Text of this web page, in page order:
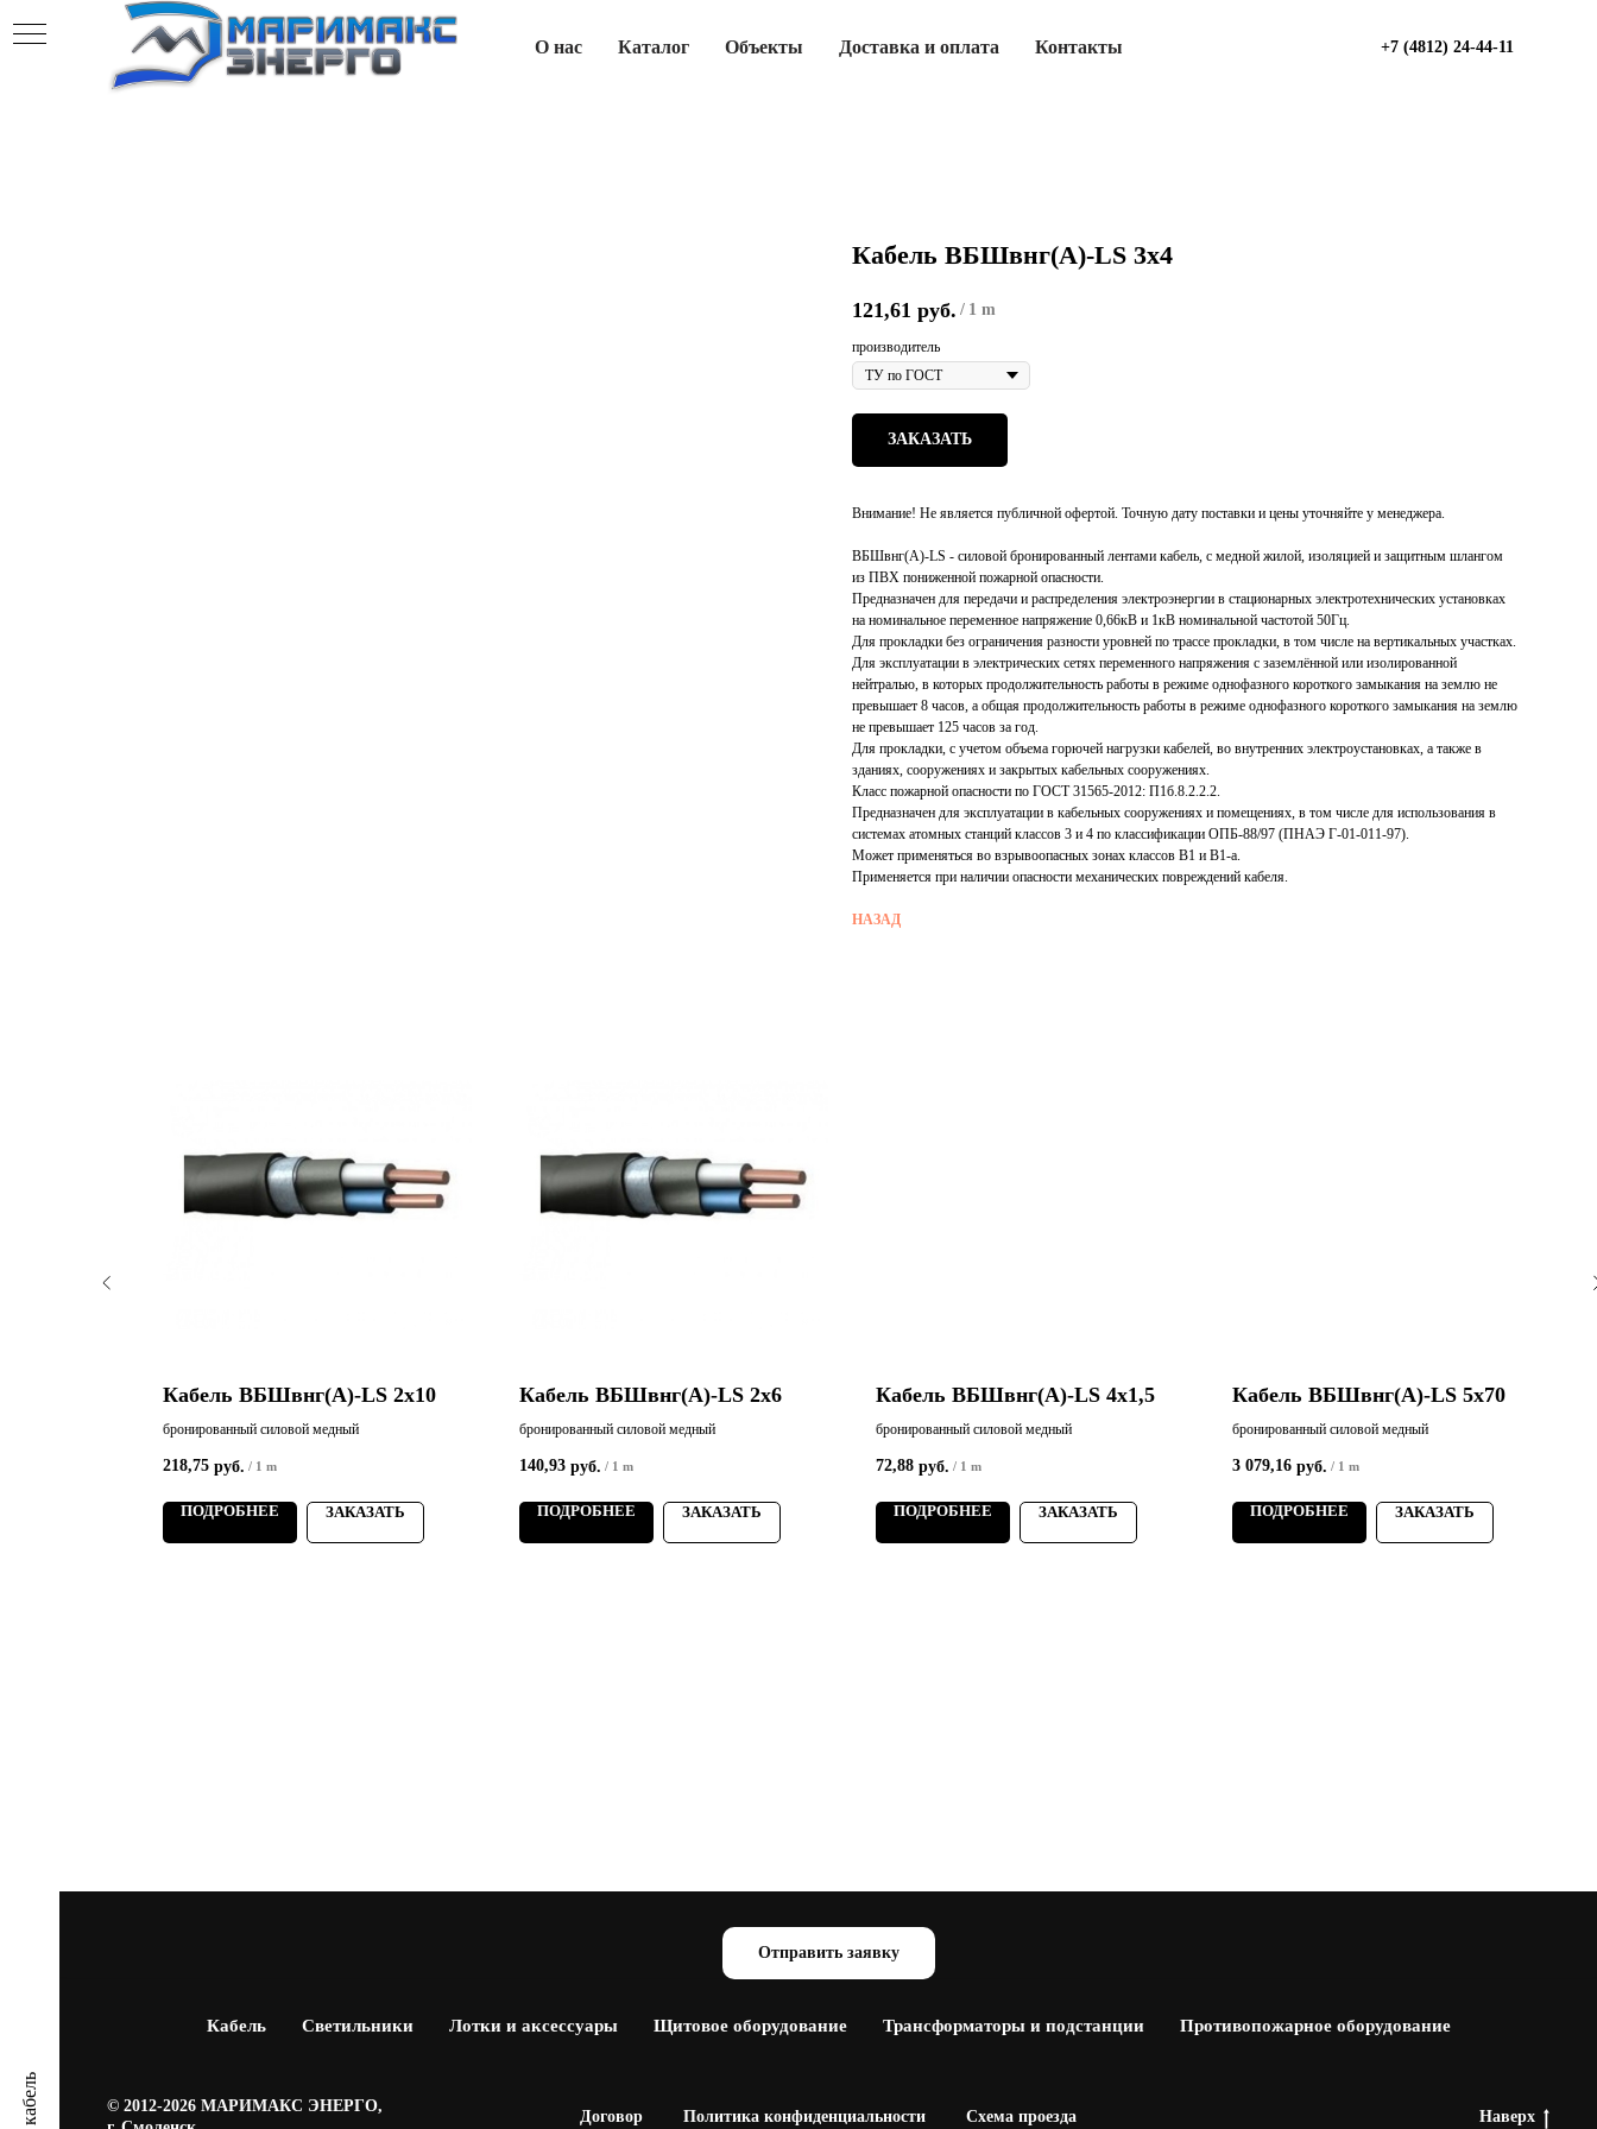
О нас Каталог Объекты Доставка и оплата Контакты +7 (4812) 24-44-11
Кабель ВБШвнг(А)-LS 3х4
121,61 руб. / 1 m
производитель
ЗАКАЗАТЬ
Внимание! Не является публичной офертой. Точную дату поставки и цены уточняйте у менеджера.
ВБШвнг(А)-LS - силовой бронированный лентами кабель, с медной жилой, изоляцией и защитным шлангом
из ПВХ пониженной пожарной опасности.
Предназначен для передачи и распределения электроэнергии в стационарных электротехнических установках
на номинальное переменное напряжение 0,66кВ и 1кВ номинальной частотой 50Гц.
Для прокладки без ограничения разности уровней по трассе прокладки, в том числе на вертикальных участках.
Для эксплуатации в электрических сетях переменного напряжения с заземлённой или изолированной
нейтралью, в которых продолжительность работы в режиме однофазного короткого замыкания на землю не
превышает 8 часов, а общая продолжительность работы в режиме однофазного короткого замыкания на землю
не превышает 125 часов за год.
Для прокладки, с учетом объема горючей нагрузки кабелей, во внутренних электроустановках, а также в
зданиях, сооружениях и закрытых кабельных сооружениях.
Класс пожарной опасности по ГОСТ 31565-2012: П1б.8.2.2.2.
Предназначен для эксплуатации в кабельных сооружениях и помещениях, в том числе для использования в
системах атомных станций классов 3 и 4 по классификации ОПБ-88/97 (ПНАЭ Г-01-011-97).
Может применяться во взрывоопасных зонах классов В1 и В1-а.
Применяется при наличии опасности механических повреждений кабеля.
НАЗАД
Кабель ВБШвнг(А)-LS 2х10
бронированный силовой медный
218,75 руб. / 1 m
ПОДРОБНЕЕ ЗАКАЗАТЬ
Кабель ВБШвнг(А)-LS 2х6
бронированный силовой медный
140,93 руб. / 1 m
ПОДРОБНЕЕ ЗАКАЗАТЬ
Кабель ВБШвнг(А)-LS 4х1,5
бронированный силовой медный
72,88 руб. / 1 m
ПОДРОБНЕЕ ЗАКАЗАТЬ
Кабель ВБШвнг(А)-LS 5х70
бронированный силовой медный
3 079,16 руб. / 1 m
ПОДРОБНЕЕ ЗАКАЗАТЬ
Отправить заявку
Кабель Светильники Лотки и аксессуары Щитовое оборудование Трансформаторы и подстанции Противопожарное оборудование
© 2012-2026 МАРИМАКС ЭНЕРГО,
Договор Политика конфиденциальности Схема проезда Наверх